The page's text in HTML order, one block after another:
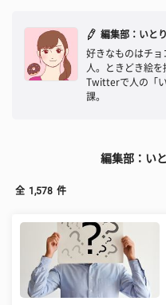
編集部：いとり
好きなものはチョ
人。ときどき絵を
Twitterで人の「
課。
編集部：い
全 1,578 件